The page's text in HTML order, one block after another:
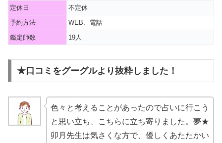
定休日
不定休
予約方法
WEB、電話
鑑定師数
19人
★口コミをグーグルより抜粋しました！
色々と考えることがあったので占いに行こう
と思い立ち、こちらに立ち寄りました。夢★
卯月先生は気さくな方で、優しくあたたかい